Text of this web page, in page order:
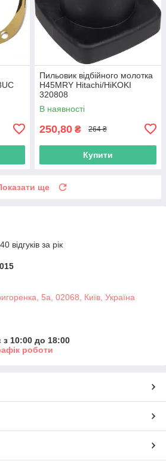
Пильовик відбійного молотка
H45MRY Hitachi/HiKOKI
320808
В наявності
250,80 ₴ 264 ₴
Купити
ще
відгуків за рік
5а, 02068, Київ, Україна
10:00 до 18:00
роботи